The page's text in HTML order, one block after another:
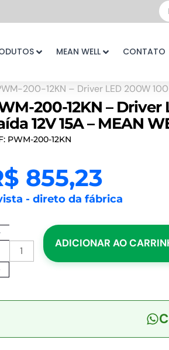
...
MEAN WELL CONTATO
200-12KN – Driver LED 200W
200-12KN – Driver
12V 15A – MEAN
PWM-200-12KN
855,23
- direto da fábrica
ADICIONAR AO